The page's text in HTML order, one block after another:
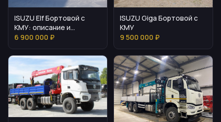
ISUZU Elf Бортовой с
КМУ: описание и
технические
6 900 000 ₽
ISUZU Giga Бортовой с
КМУ
9 500 000 ₽